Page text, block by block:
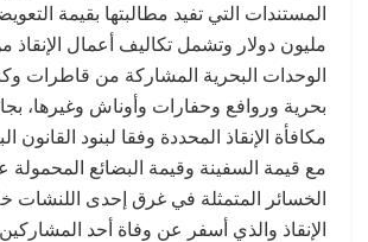
مليون دولار وتشمل تكاليف أعمال الإنقاذ
الوحدات البحرية المشاركة من قاطرات
بحرية وروافع وحفارات وأوناش وغيرها،
مكافأة الإنقاذ المحددة وفقا لبنود القانون
مع قيمة السفينة وقيمة البضائع المحمولة
الخسائر المتمثلة في غرق إحدى اللنشات
الإنقاذ والذي أسفر عن وفاة أحد المشاركين